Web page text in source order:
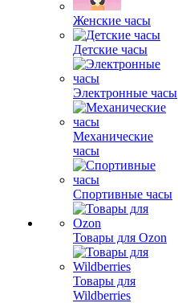
Женские часы
Детские часы
Электронные часы
Механические
часы
Спортивные часы
Товары для Ozon
Товары для
Wildberries